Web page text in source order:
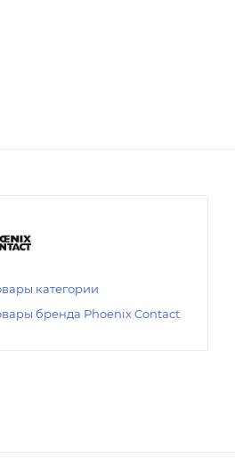
категории
бренда Phoenix Contact